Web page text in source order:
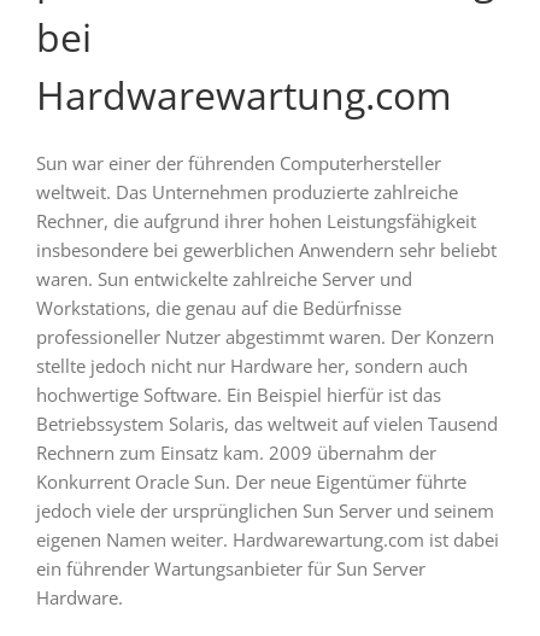
bei
Hardwarewartung.com
Sun war einer der führenden Computerhersteller
weltweit. Das Unternehmen produzierte zahlreiche
Rechner, die aufgrund ihrer hohen Leistungsfähigkeit
insbesondere bei gewerblichen Anwendern sehr beliebt
waren. Sun entwickelte zahlreiche Server und
Workstations, die genau auf die Bedürfnisse
professioneller Nutzer abgestimmt waren. Der Konzern
stellte jedoch nicht nur Hardware her, sondern auch
hochwertige Software. Ein Beispiel hierfür ist das
Betriebssystem Solaris, das weltweit auf vielen Tausend
Rechnern zum Einsatz kam. 2009 übernahm der
Konkurrent Oracle Sun. Der neue Eigentümer führte
jedoch viele der ursprünglichen Sun Server und seinem
eigenen Namen weiter. Hardwarewartung.com ist dabei
ein führender Wartungsanbieter für Sun Server
Hardware.